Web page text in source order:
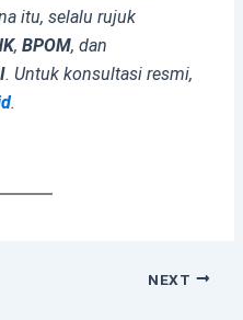
itu, selalu rujuk
,BPOM, dan
. Untuk konsultasi resmi,
.
NEXT